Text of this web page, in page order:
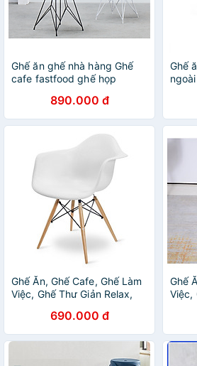
Ghế ăn ghế nhà hàng Ghế
cafe fastfood ghế họp
nhựa chân sắt nhập khẩu
CC1548-P HCM
890.000 đ
Ghế
Ghế Ăn, Ghế Cafe, Ghế Làm
Việc, Ghế Thư Giản Relax,
Đương Đại, Phân Khúc Trung
Lưu
690.000 đ
Ghế
Việc,
Đại,